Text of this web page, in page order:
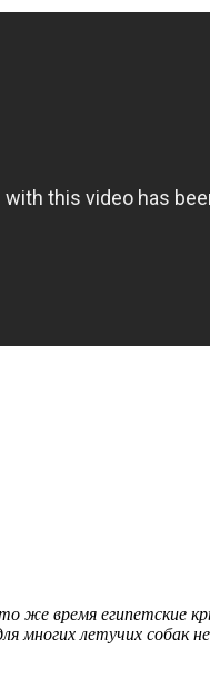
время египетские
многих летучих собак